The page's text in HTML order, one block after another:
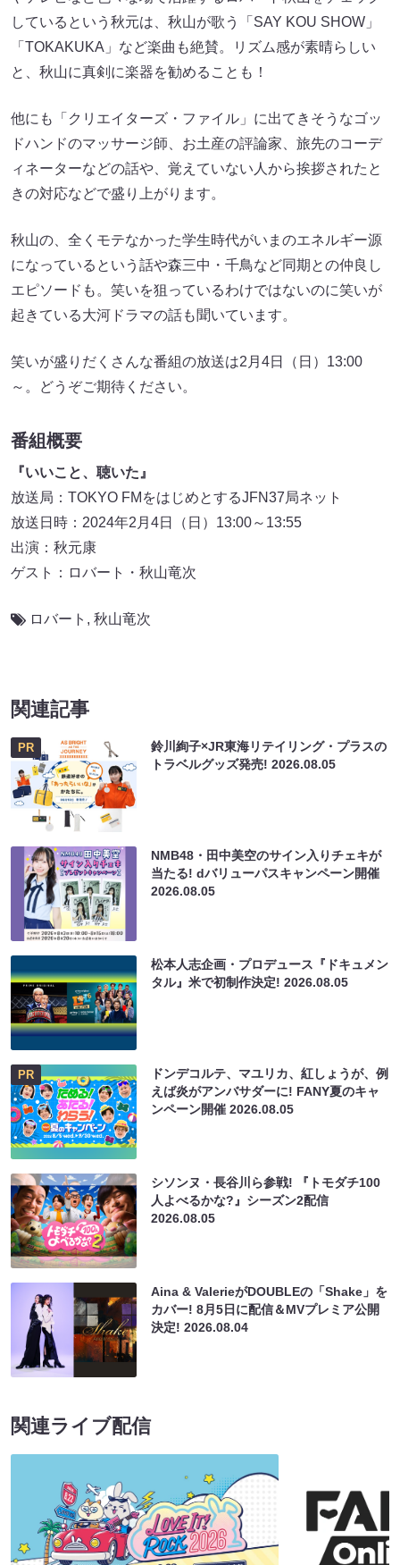
しているという秋元は、秋山が歌う「SAY KOU SHOW」
「TOKAKUKA」など楽曲も絶賛。リズム感が素晴らしい
と、秋山に真剣に楽器を勧めることも！
他にも「クリエイターズ・ファイル」に出てきそうなゴッ
ドハンドのマッサージ師、お土産の評論家、旅先のコーデ
ィネーターなどの話や、覚えていない人から挨拶されたと
きの対応などで盛り上がります。
秋山の、全くモテなかった学生時代がいまのエネルギー源
になっているという話や森三中・千鳥など同期との仲良し
エピソードも。笑いを狙っているわけではないのに笑いが
起きている大河ドラマの話も聞いています。
笑いが盛りだくさんな番組の放送は2月4日（日）13:00
～。どうぞご期待ください。
番組概要
『いいこと、聴いた』
放送局：TOKYO FMをはじめとするJFN37局ネット
放送日時：2024年2月4日（日）13:00～13:55
出演：秋元康
ゲスト：ロバート・秋山竜次
ロバート , 秋山竜次
関連記事
PR
鈴川絢子×JR東海リテイリング・プラスの
トラベルグッズ発売!2026.08.05
NMB48・田中美空のサイン入りチェキが
当たる! dバリューパスキャンペーン開催
2026.08.05
松本人志企画・プロデュース『ドキュメン
タル』米で初制作決定!2026.08.05
PR
ドンデコルテ、マユリカ、紅しょうが、例
えば炎がアンバサダーに! FANY夏のキャ
ンペーン開催2026.08.05
シソンヌ・長谷川ら参戦! 『トモダチ100
人よべるかな?』シーズン2配信
2026.08.05
Aina & ValerieがDOUBLEの「Shake」を
カバー! 8月5日に配信＆MVプレミア公開
決定!2026.08.04
関連ライブ配信